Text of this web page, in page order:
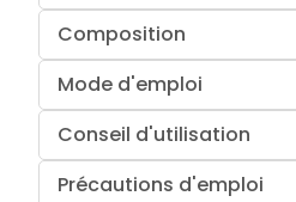
Composition
Mode d'emploi
Conseil d'utilisation
Précautions d'emploi